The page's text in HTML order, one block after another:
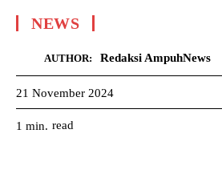
NEWS
AUTHOR: Redaksi AmpuhNews
21 November 2024
1 min. read